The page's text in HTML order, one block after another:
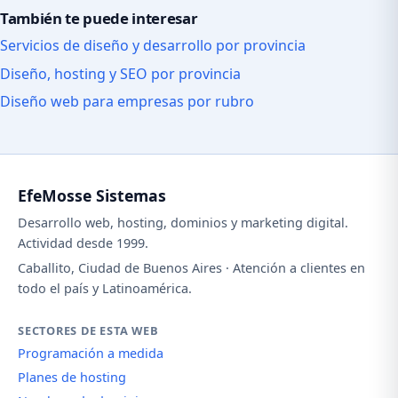
También te puede interesar
Servicios de diseño y desarrollo por provincia
Diseño, hosting y SEO por provincia
Diseño web para empresas por rubro
EfeMosse Sistemas
Desarrollo web, hosting, dominios y marketing digital.
Actividad desde 1999.
Caballito, Ciudad de Buenos Aires · Atención a clientes en
todo el país y Latinoamérica.
SECTORES DE ESTA WEB
Programación a medida
Planes de hosting